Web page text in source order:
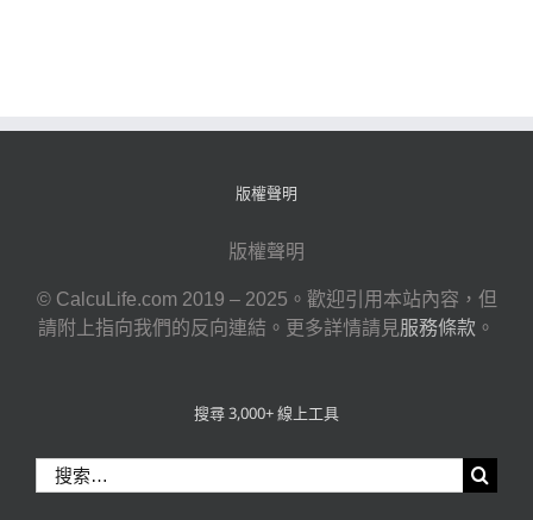
版權聲明
版權聲明
© CalcuLife.com 2019 – 2025。歡迎引用本站內容，但
請附上指向我們的反向連結。更多詳情請見服務條款 。
搜尋 3,000+ 線上工具
索